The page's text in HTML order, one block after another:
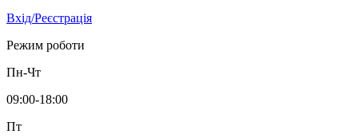
Вхід/Реєстрація
Режим роботи
Пн-Чт
09:00-18:00
Пт